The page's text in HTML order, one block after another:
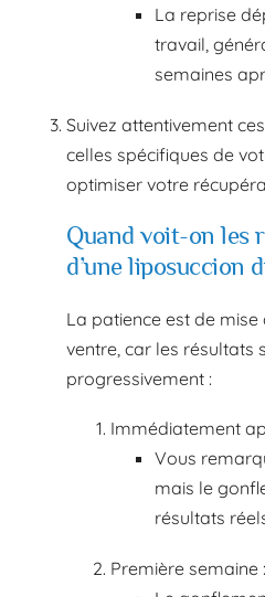
La reprise
travail,
semaines
Suivez attentivement
celles spécifiques de
optimiser votre
Quand voit-on les
d’une liposuccion
La patience est de
ventre, car les résultats
progressivement :
Immédiatement
Vous
mais le
résultats
Première semaine :